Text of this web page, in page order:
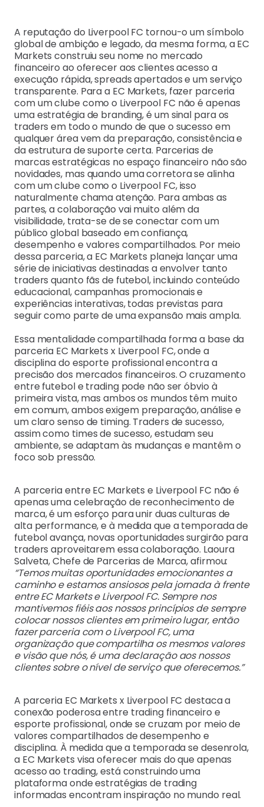
A reputação do Liverpool FC tornou-o um símbolo
global de ambição e legado, da mesma forma, a EC
Markets construiu seu nome no mercado
financeiro ao oferecer aos clientes acesso a
execução rápida, spreads apertados e um serviço
transparente. Para a EC Markets, fazer parceria
com um clube como o Liverpool FC não é apenas
uma estratégia de branding, é um sinal para os
traders em todo o mundo de que o sucesso em
qualquer área vem da preparação, consistência e
da estrutura de suporte certa. Parcerias de
marcas estratégicas no espaço financeiro não são
novidades, mas quando uma corretora se alinha
com um clube como o Liverpool FC, isso
naturalmente chama atenção. Para ambas as
partes, a colaboração vai muito além da
visibilidade, trata-se de se conectar com um
público global baseado em confiança,
desempenho e valores compartilhados. Por meio
dessa parceria, a EC Markets planeja lançar uma
série de iniciativas destinadas a envolver tanto
traders quanto fãs de futebol, incluindo conteúdo
educacional, campanhas promocionais e
experiências interativas, todas previstas para
seguir como parte de uma expansão mais ampla.
Essa mentalidade compartilhada forma a base da
parceria EC Markets x Liverpool FC, onde a
disciplina do esporte profissional encontra a
precisão dos mercados financeiros. O cruzamento
entre futebol e trading pode não ser óbvio à
primeira vista, mas ambos os mundos têm muito
em comum, ambos exigem preparação, análise e
um claro senso de timing. Traders de sucesso,
assim como times de sucesso, estudam seu
ambiente, se adaptam às mudanças e mantêm o
foco sob pressão.
A parceria entre EC Markets e Liverpool FC não é
apenas uma celebração de reconhecimento de
marca, é um esforço para unir duas culturas de
alta performance, e à medida que a temporada de
futebol avança, novas oportunidades surgirão para
traders aproveitarem essa colaboração. Laoura
Salveta, Chefe de Parcerias de Marca, afirmou:
“Temos muitas oportunidades emocionantes a
caminho e estamos ansiosos pela jornada à frente
entre EC Markets e Liverpool FC. Sempre nos
mantivemos fiéis aos nossos princípios de sempre
colocar nossos clientes em primeiro lugar, então
fazer parceria com o Liverpool FC, uma
organização que compartilha os mesmos valores
e visão que nós, é uma declaração aos nossos
clientes sobre o nível de serviço que oferecemos.”
A parceria EC Markets x Liverpool FC destaca a
conexão poderosa entre trading financeiro e
esporte profissional, onde se cruzam por meio de
valores compartilhados de desempenho e
disciplina. À medida que a temporada se desenrola,
a EC Markets visa oferecer mais do que apenas
acesso ao trading, está construindo uma
plataforma onde estratégias de trading
informadas encontram inspiração no mundo real.